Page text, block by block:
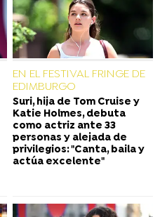
EN EL FESTIVAL FRINGE DE
EDIMBURGO
Suri, hija de Tom Cruise y
Katie Holmes, debuta
como actriz ante 33
personas y alejada de
privilegios: "Canta, baila y
actúa excelente"